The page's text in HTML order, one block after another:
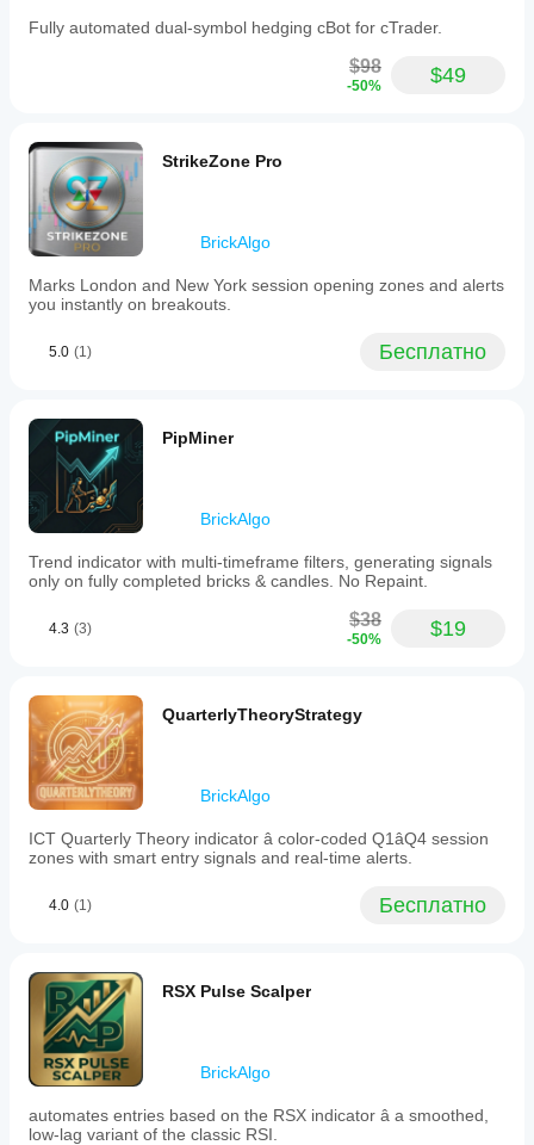
Fully automated dual-symbol hedging cBot for cTrader.
$98
-50% $49
StrikeZone Pro
BrickAlgo
Marks London and New York session opening zones and alerts
you instantly on breakouts.
5.0 (1) Бесплатно
PipMiner
BrickAlgo
Trend indicator with multi-timeframe filters, generating signals
only on fully completed bricks & candles. No Repaint.
4.3 (3) $38
-50% $19
QuarterlyTheoryStrategy
BrickAlgo
ICT Quarterly Theory indicator â color-coded Q1âQ4 session
zones with smart entry signals and real-time alerts.
4.0 (1) Бесплатно
RSX Pulse Scalper
BrickAlgo
automates entries based on the RSX indicator â a smoothed,
low-lag variant of the classic RSI.